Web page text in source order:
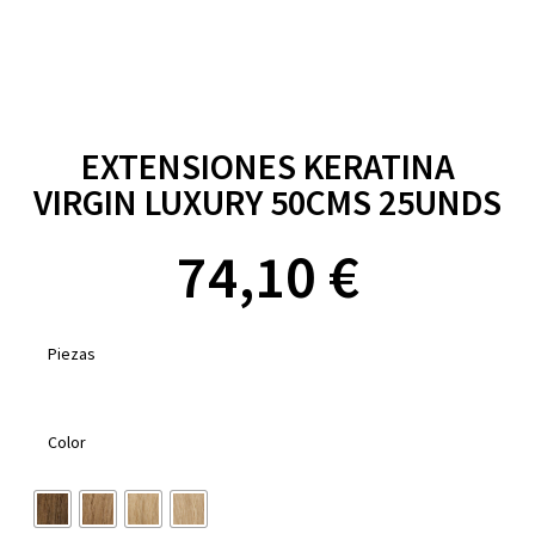
EXTENSIONES KERATINA
VIRGIN LUXURY 50CMS 25UNDS
74,10 €
Piezas
Color